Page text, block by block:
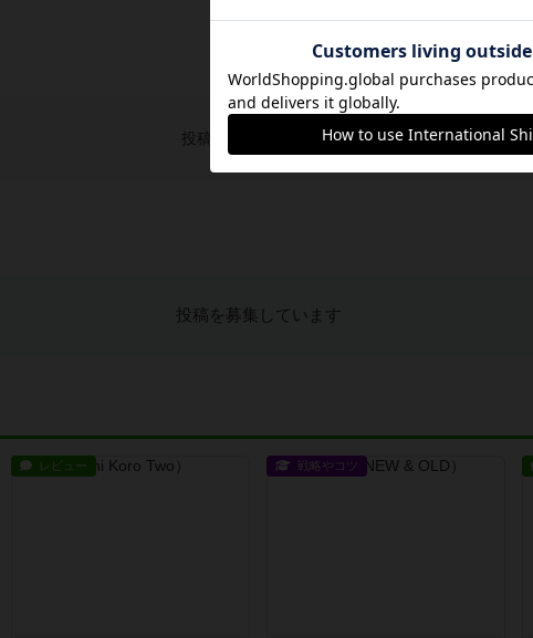
投稿を募集しています
投稿を募集しています
レビュー 戦略やコツ